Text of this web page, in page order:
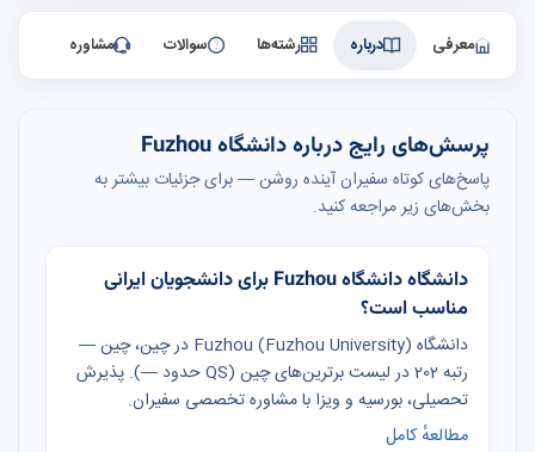
معرفی درباره رشته‌ها سوالات مشاوره
پرسش‌های رایج درباره دانشگاه Fuzhou
پاسخ‌های کوتاه سفیران آینده روشن — برای جزئیات بیشتر به
بخش‌های زیر مراجعه کنید.
دانشگاه دانشگاه Fuzhou برای دانشجویان ایرانی
مناسب است؟
دانشگاه Fuzhou (Fuzhou University) در چین، چین —
رتبه 202 در لیست برترین‌های چین (QS حدود —). پذیرش
تحصیلی، بورسیه و ویزا با مشاوره تخصصی سفیران.
مطالعهٔ کامل